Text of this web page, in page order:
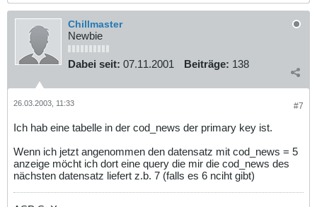
Chillmaster
Newbie
Dabei seit: 07.11.2001 Beiträge: 138
#7
26.03.2003, 11:33
Ich hab eine tabelle in der cod_news der primary key ist.
Wenn ich jetzt angenommen den datensatz mit cod_news = 5
anzeige möcht ich dort eine query die mir die cod_news des
nächsten datensatz liefert z.b. 7 (falls es 6 nciht gibt)